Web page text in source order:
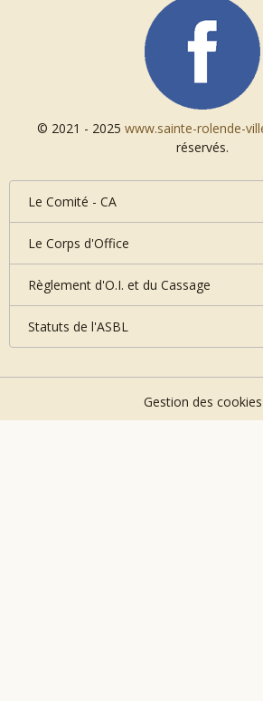
© 2021 - 2025 www.sainte-rolende-
réservés.
Le Comité - CA
Le Corps d'Office
Règlement d'O.I. et du Cassage
Statuts de l'ASBL
Gestion des cookies